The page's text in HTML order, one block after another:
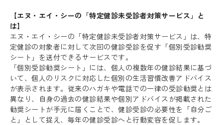
【エヌ・エイ・シーの「特定健診未受診者対策サービス」と
は】
エヌ・エイ・シーの「特定健診未受診者対策サービス」は、特
定健診の対象者に対して次回の健診受診を促す「個別受診勧奨
シート」を送付できるサービスです。
「個別受診勧奨シート」には、個人の複数年の健診結果に基づ
いて、個人のリスクに対応した個別の生活習慣改善アドバイス
が表示されます。従来のハガキや電話での一律の受診勧奨とは
異なり、自身の過去の健診結果や個別アドバイスが掲載された
勧奨シートが手元に届くことで、健診受診の必要性を「自分ご
と」として捉え、毎年の健診受診へと行動変容を促します。